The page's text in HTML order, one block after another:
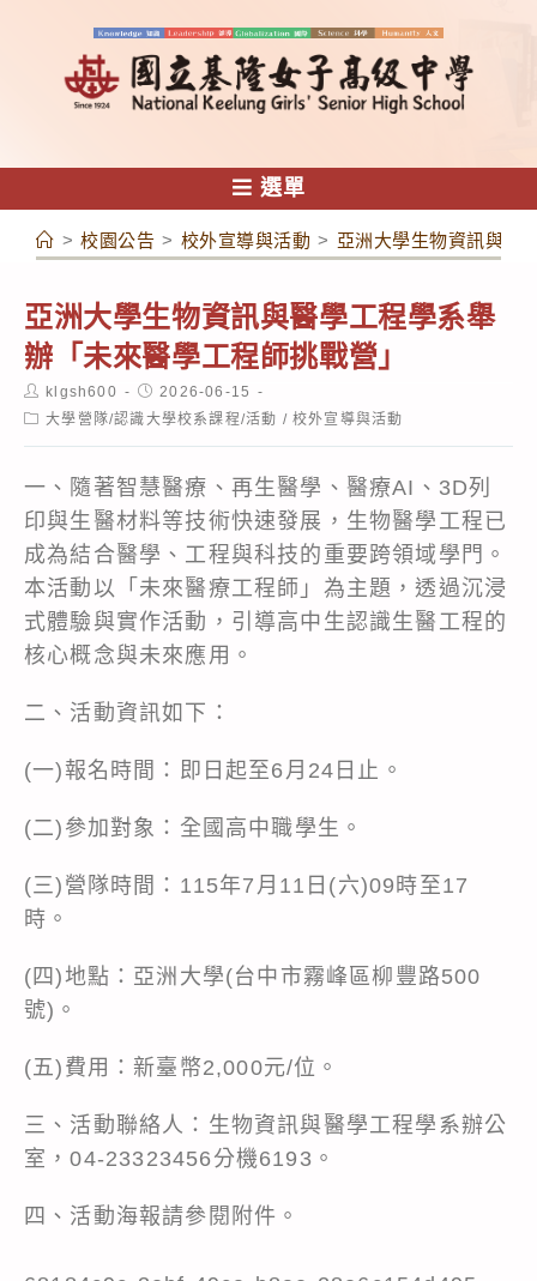
容
選單
> 校園公告 > 校外宣導與活動 > 亞洲大學生物資訊與醫
亞洲大學生物資訊與醫學工程學系舉
辦「未來醫學工程師挑戰營」
Post
author:
klgsh600
Post
published:
2026-06-15
Post大學營隊/認識大學校系課程/活動 / 校外宣導與活動
一、隨著智慧醫療、再生醫學、醫療AI、3D列
印與生醫材料等技術快速發展，生物醫學工程已
成為結合醫學、工程與科技的重要跨領域學門。
本活動以「未來醫療工程師」為主題，透過沉浸
式體驗與實作活動，引導高中生認識生醫工程的
核心概念與未來應用。
二、活動資訊如下：
(一)報名時間：即日起至6月24日止。
(二)參加對象：全國高中職學生。
(三)營隊時間：115年7月11日(六)09時至17
時。
(四)地點：亞洲大學(台中市霧峰區柳豐路500
號)。
(五)費用：新臺幣2,000元/位。
三、活動聯絡人：生物資訊與醫學工程學系辦公
室，04-23323456分機6193。
四、活動海報請參閱附件。